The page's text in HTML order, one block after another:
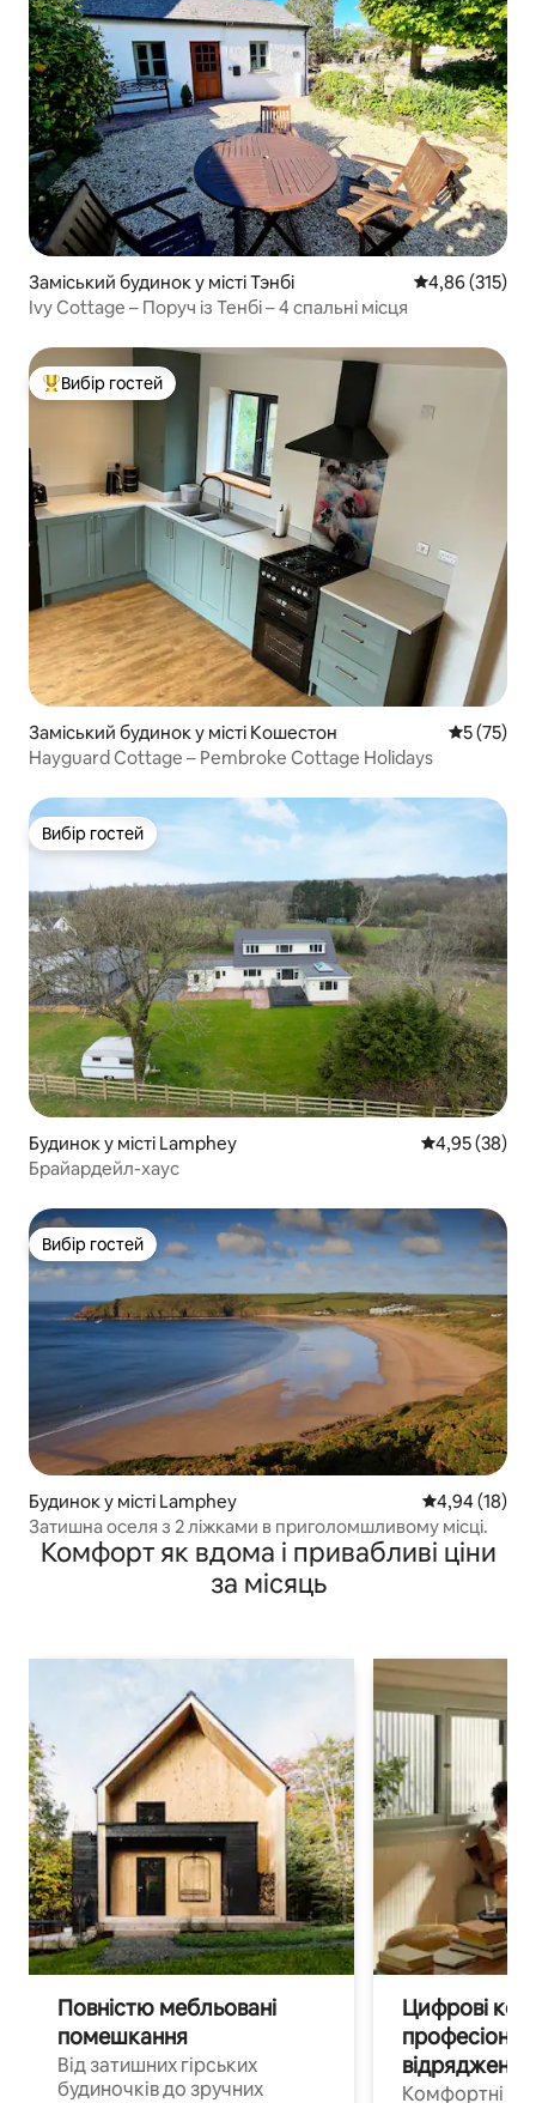
Заміський будинок у місті Тэнбі Середня
4,86 (315)
Ivy Cottage – Поруч із Тенбі – 4 спальні місця
Топ вибір гостей
Вибір гостей
Заміський будинок у місті Кошестон Середня
5 (75)
Hayguard Cottage – Pembroke Cottage Holidays
Вибір гостей
Вибір гостей
Будинок у місті Lamphey Середня
4,95 (38)
Брайардейл-хаус
Вибір гостей
Вибір гостей
Будинок у місті Lamphey Середня
4,94 (18)
Затишна оселя з 2 ліжками в приголомшливому місці.
Комфорт як вдома і привабливі ціни
за місяць
Повністю мебльовані
помешкання
Від затишних гірських
будиночків до зручних
Цифрові
Комфортні